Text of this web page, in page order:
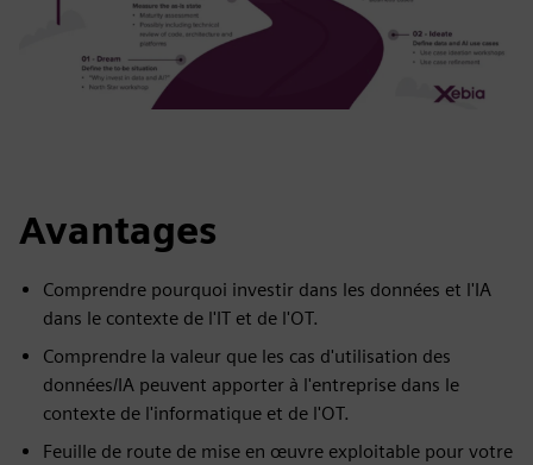
Avantages
Comprendre pourquoi investir dans les données et l'IA
dans le contexte de l'IT et de l'OT.
Comprendre la valeur que les cas d'utilisation des
données/IA peuvent apporter à l'entreprise dans le
contexte de l'informatique et de l'OT.
Feuille de route de mise en œuvre exploitable pour votre